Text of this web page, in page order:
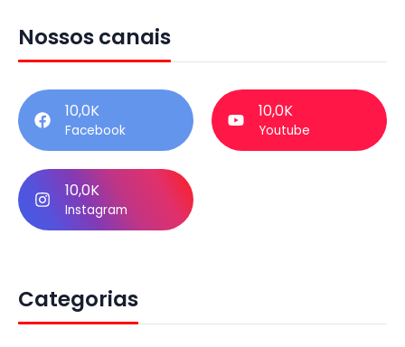
Nossos canais
10,0K
Facebook
10,0K
Youtube
10,0K
Instagram
Categorias